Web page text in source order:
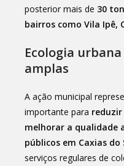
posterior mais de 30
bairros como Vila Ipê,
Ecologia
amplas
A ação municipal
importante para
melhorar a qualidade
públicos em Caxias do
serviços regulares de